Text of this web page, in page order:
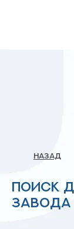
назад
Поиск
завода